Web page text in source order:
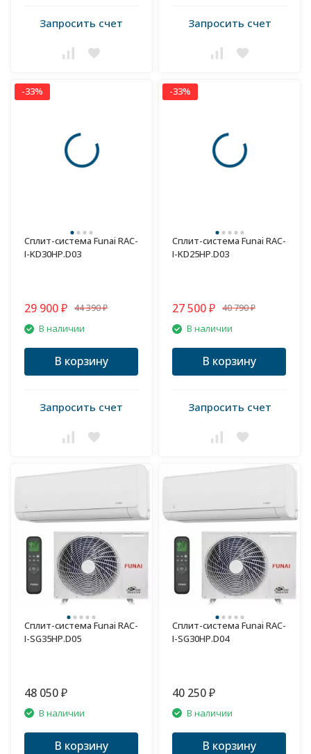
Запросить счет Запросить счет
-33%
Сплит-система Funai RAC-
I-KD30HP.D03
29 900 ₽ 44 390 ₽
В наличии
В корзину
Запросить счет
-33%
Сплит-система Funai RAC-
I-KD25HP.D03
27 500 ₽ 40 790 ₽
В наличии
В корзину
Запросить счет
Сплит-система Funai RAC-
I-SG35HP.D05
48 050 ₽
В наличии
В корзину
Сплит-система Funai RAC-
I-SG30HP.D04
40 250 ₽
В наличии
В корзину